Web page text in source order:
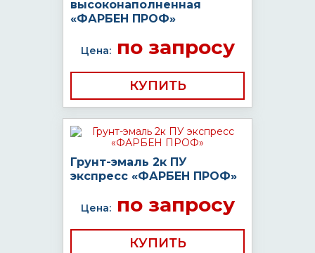
высоконаполненная
«ФАРБЕН ПРОФ»
Цена:по запросу
КУПИТЬ
Грунт-эмаль 2к ПУ
экспресс «ФАРБЕН ПРОФ»
Цена:по запросу
КУПИТЬ